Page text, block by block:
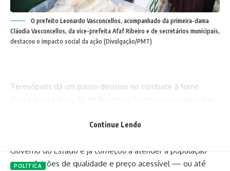
O prefeito Leonardo Vasconcellos, acompanhado da primeira-dama
Cláudia Vasconcellos, da vice-prefeita Afaf Ribeiro e de secretários municipais,
destacou o impacto social da ação (Divulgação/PMT)
Teresópolis dá um passo decisivo no combate à fome.
Trabalhador, no Meudon, e o RJ Alimenta, na Rodoviária da
Governo do Estado e já começou a atender a população
com refeições de qualidade e preço acessível — ou até
Continue Lendo
POLÍTICA